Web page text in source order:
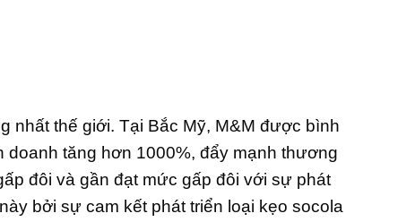
nhất thế giới. Tại Bắc Mỹ, M&M được bình
tăng hơn 1000%, đẩy mạnh thương
đôi và gần đạt mức gấp đôi với sự phát
bởi sự cam kết phát triển loại kẹo socola